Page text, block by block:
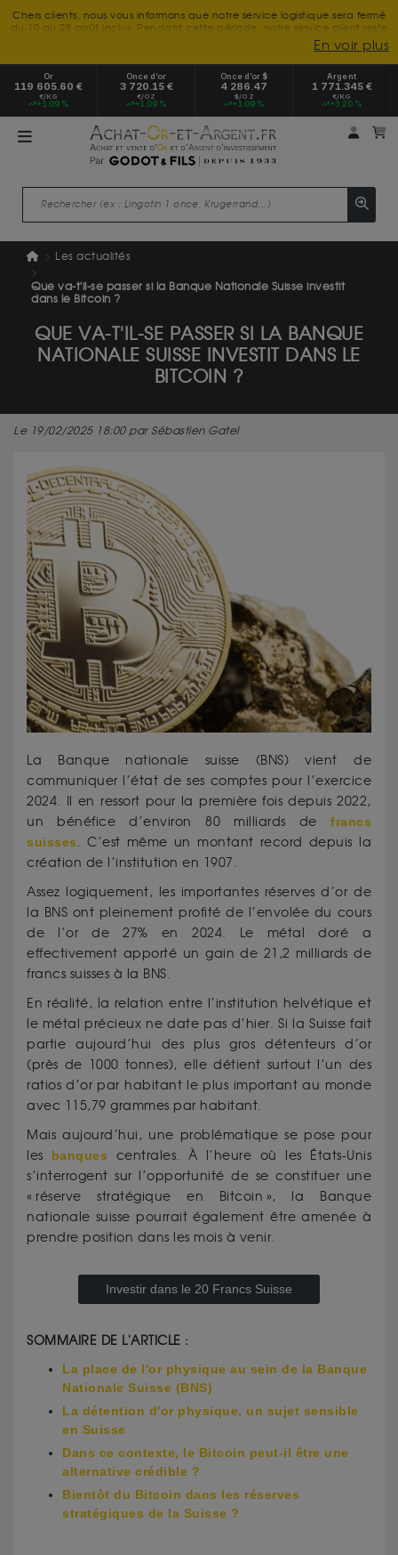
Chers clients, nous vous informons que notre service logistique sera fermé
du 10 au 28 août inclus. Pendant cette période, notre service client reste
à votre disposition tout l'été. Vous pouvez nous joindre du lundi au
vendredi, de 9h30 à 18h, pour toute demande d'information.
Nous vous remercions de votre compréhension et vous souhaitons un
excellent été.
En voir plus
Or
119 605.60 €
€/KG
+1.09 %
Once d’or
3 720.15 €
€/OZ
+1.09 %
Once d’or $
4 286.47
$/OZ
+1.09 %
Argent
1 771.345 €
€/KG
+3.20 %
Mon
Les actualités
Que va-t'il-se passer si la Banque Nationale Suisse investit
dans le Bitcoin ?
QUE VA-T'IL-SE PASSER SI LA BANQUE
NATIONALE SUISSE INVESTIT DANS LE
BITCOIN ?
Le 19/02/2025 18:00 par Sébastien Gatel
La Banque nationale suisse (BNS) vient de
communiquer l’état de ses comptes pour l’exercice
2024. Il en ressort pour la première fois depuis 2022,
un bénéfice d’environ 80 milliards de francs
suisses. C’est même un montant record depuis la
création de l’institution en 1907.
Assez logiquement, les importantes réserves d’or de
la BNS ont pleinement profité de l’envolée du cours
de l’or de 27% en 2024. Le métal doré a
effectivement apporté un gain de 21,2 milliards de
francs suisses à la BNS.
En réalité, la relation entre l’institution helvétique et
le métal précieux ne date pas d’hier. Si la Suisse fait
partie aujourd’hui des plus gros détenteurs d’or
(près de 1000 tonnes), elle détient surtout l’un des
ratios d’or par habitant le plus important au monde
avec 115,79 grammes par habitant.
Mais aujourd’hui, une problématique se pose pour
les
banques
centrales. À l’heure où les États-Unis
s’interrogent sur l’opportunité de se constituer une
« réserve stratégique en Bitcoin », la Banque
nationale suisse pourrait également être amenée à
prendre position dans les mois à venir.
Investir dans le 20 Francs Suisse
SOMMAIRE DE L'ARTICLE :
La place de l'or physique au sein de la Banque
Nationale Suisse (BNS)
La détention d'or physique, un sujet sensible
en Suisse
Dans ce contexte, le Bitcoin peut-il être une
alternative crédible ?
Bientôt du Bitcoin dans les réserves
stratégiques de la Suisse ?